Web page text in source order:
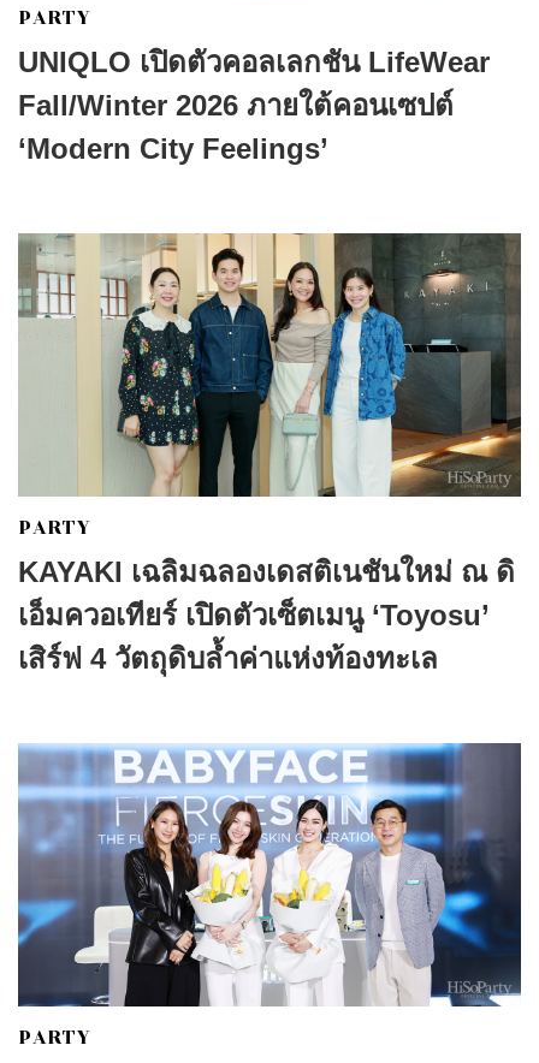
PARTY
UNIQLO เปิดตัวคอลเลกชัน LifeWear
Fall/Winter 2026 ภายใต้คอนเซปต์
‘Modern City Feelings’
PARTY
KAYAKI เฉลิมฉลองเดสติเนชันใหม่ ณ ดิ
เอ็มควอเทียร์ เปิดตัวเซ็ตเมนู ‘Toyosu’
เสิร์ฟ 4 วัตถุดิบล้ำค่าแห่งท้องทะเล
PARTY